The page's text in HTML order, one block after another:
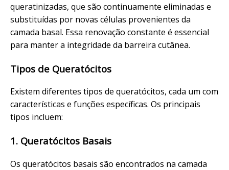
queratinizadas, que são continuamente eliminadas e
substituídas por novas células provenientes da
camada basal. Essa renovação constante é essencial
para manter a integridade da barreira cutânea.
Tipos de Queratócitos
Existem diferentes tipos de queratócitos, cada um com
características e funções específicas. Os principais
tipos incluem:
1. Queratócitos Basais
Os queratócitos basais são encontrados na camada